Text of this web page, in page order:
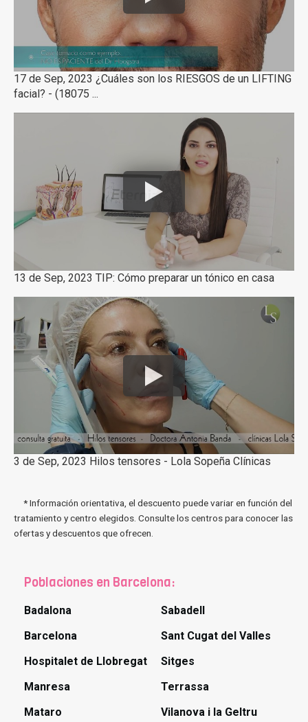
17 de Sep, 2023 ¿Cuáles son los RIESGOS de un LIFTING
facial? - (18075 ...
13 de Sep, 2023 TIP: Cómo preparar un tónico en casa
3 de Sep, 2023 Hilos tensores - Lola Sopeña Clínicas
* Información orientativa, el descuento puede variar en función del
tratamiento y centro elegidos. Consulte los centros para conocer las
ofertas y descuentos que ofrecen.
Poblaciones en Barcelona:
Badalona
Barcelona
Hospitalet de Llobregat
Manresa
Mataro
Sabadell
Sant Cugat del Valles
Sitges
Terrassa
Vilanova i la Geltru